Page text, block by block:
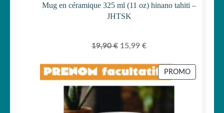
Mug en céramique 325 ml (11 oz) hinano tahiti –
JHTSK
19,90€ Le
initial
était :
19,90 €.
15,99 €Le
actuel
est :
15,99 €.
PROMOPRODUIT